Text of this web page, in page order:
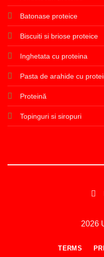
Batonase proteice
Biscuiti si briose proteice
Inghetata cu proteina
Pasta de arahide cu
Proteină
Topinguri si siropuri
2026
TERMS